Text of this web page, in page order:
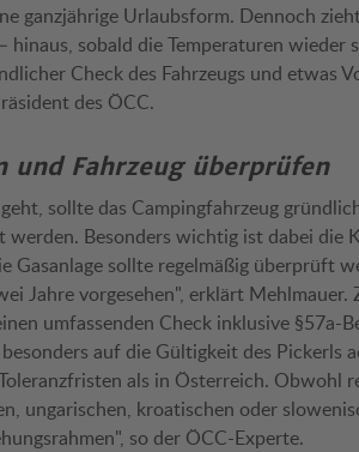
ganzjährige Urlaubsform. Dennoch
hinaus, sobald die Temperaturen wieder
Check des Fahrzeugs und etwas
des ÖCC.
und Fahrzeug überprüfen
sollte das Campingfahrzeug
werden. Besonders wichtig ist dabei die
Gasanlage sollte regelmäßig überprüft
Jahre vorgesehen", erklärt
umfassenden Check inklusive §57a-
auf die Gültigkeit des Pickerls
als in Österreich. Obwohl
ungarischen, kroatischen oder
so der ÖCC-Experte.